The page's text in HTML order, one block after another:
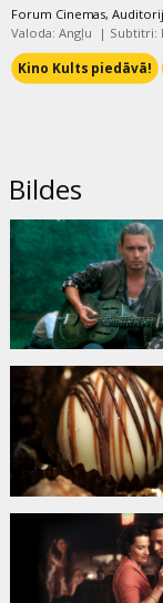
Forum Cinemas,
Valoda: Angļu | Subtitri:
Kino Kults piedāvā!
Bildes